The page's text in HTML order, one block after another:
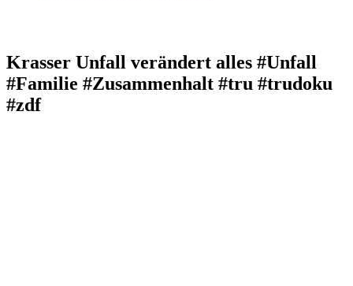
Krasser Unfall verändert alles #Unfall
#Familie #Zusammenhalt #tru #trudoku
#zdf